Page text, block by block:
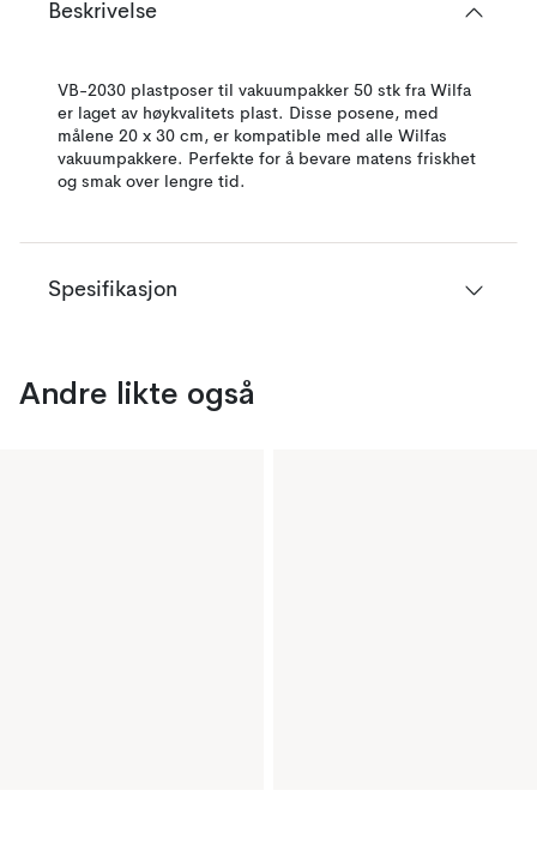
Beskrivelse
VB-2030 plastposer til vakuumpakker 50 stk fra Wilfa
er laget av høykvalitets plast. Disse posene, med
målene 20 x 30 cm, er kompatible med alle Wilfas
vakuumpakkere. Perfekte for å bevare matens friskhet
og smak over lengre tid.
Spesifikasjon
Andre likte også